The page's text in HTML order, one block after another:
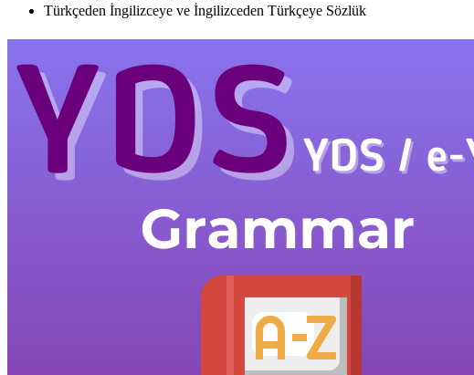
Türkçeden İngilizceye ve İngilizceden Türkçeye Sözlük